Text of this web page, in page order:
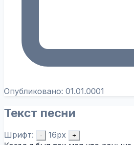
Опубликовано: 01.01.0001
Текст песни
Шрифт: - 16px +